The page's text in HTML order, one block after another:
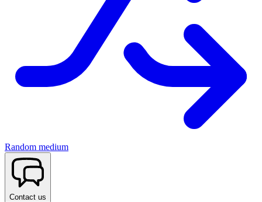
Random medium
Contact us